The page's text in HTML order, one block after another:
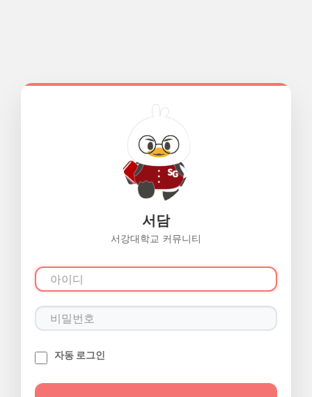
서담
서강대학교 커뮤니티
자동 로그인